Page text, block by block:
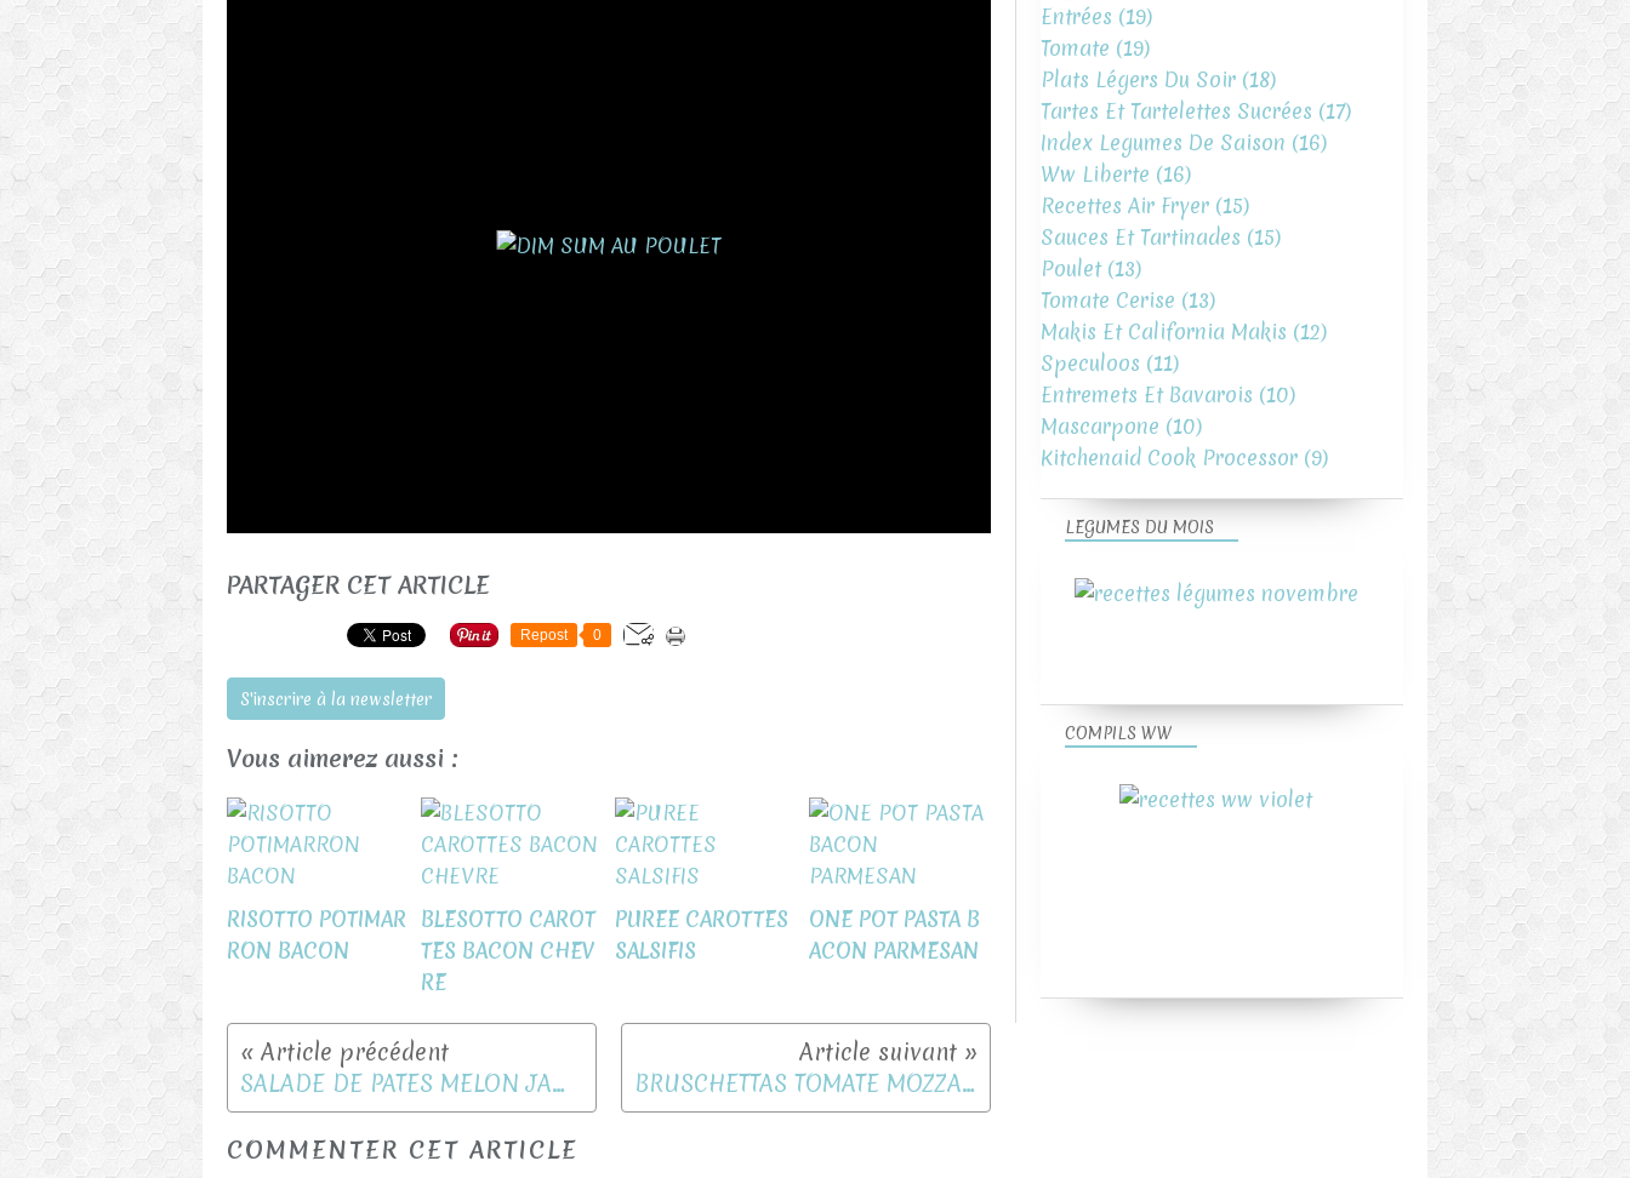
PARTAGER CET ARTICLE
Repost 0
S'inscrire à la newsletter
Vous aimerez aussi :
RISOTTO POTIMAR
RON BACON
BLESOTTO CAROT
TES BACON CHEV
RE
PUREE CAROTTES
SALSIFIS
ONE POT PASTA B
ACON PARMESAN
SALADE DE PATES MELON JAMBON BASILIC BRUSCHETTAS TOMATE MOZZA BASILIC
COMMENTER CET ARTICLE
Entrées (19)
Tomate (19)
Plats Légers Du Soir (18)
Tartes Et Tartelettes Sucrées (17)
Index Legumes De Saison (16)
Ww Liberte (16)
Recettes Air Fryer (15)
Sauces Et Tartinades (15)
Poulet(13)
Tomate Cerise (13)
Makis Et California Makis (12)
Speculoos (11)
Entremets Et Bavarois (10)
Mascarpone (10)
Kitchenaid Cook Processor (9)
LEGUMES DU MOIS
COMPILS WW